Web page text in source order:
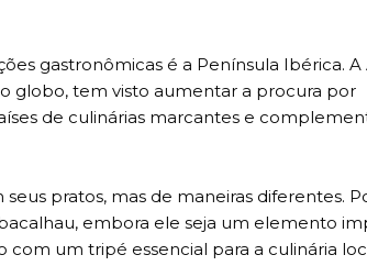
gastronômicas é a Península Ibérica. A
globo, tem visto aumentar a procura por
de culinárias marcantes e
pratos, mas de maneiras diferentes.
embora ele seja um elemento
um tripé essencial para a culinária